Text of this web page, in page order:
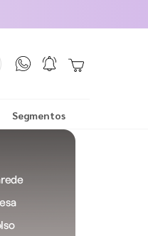
Segmentos